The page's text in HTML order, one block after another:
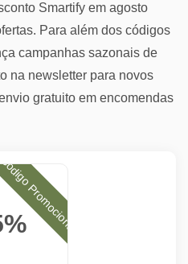
Smartify em agosto
Para além dos códigos
campanhas sazonais de
na newsletter para novos
gratuito em encomendas
Promocional